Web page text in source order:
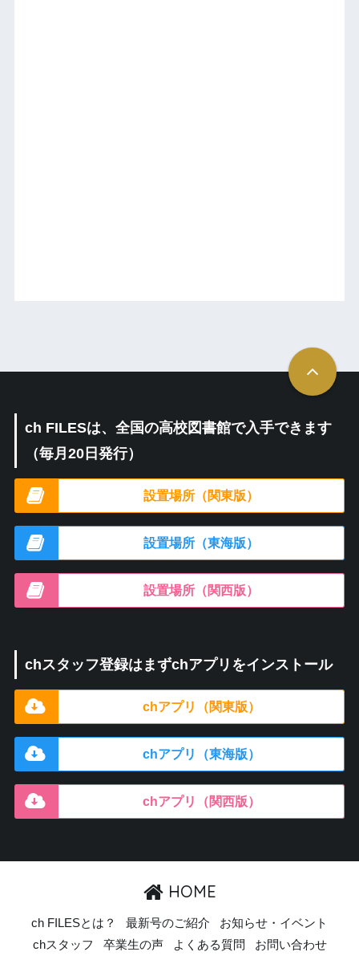
ch FILESは、全国の高校図書館で入手できます
（毎月20日発行）
設置場所（関東版）
設置場所（東海版）
設置場所（関西版）
chスタッフ登録はまずchアプリをインストール
chアプリ（関東版）
chアプリ（東海版）
chアプリ（関西版）
HOME
ch FILESとは？ 最新号のご紹介
お知らせ・イベント
chスタッフ
卒業生の声 よくある質問 お問い合わせ